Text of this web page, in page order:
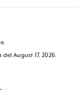
delAugust 17, 2026